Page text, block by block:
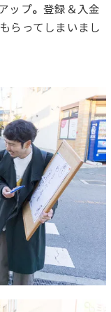
ップ。登録＆入金
らってしまいまし